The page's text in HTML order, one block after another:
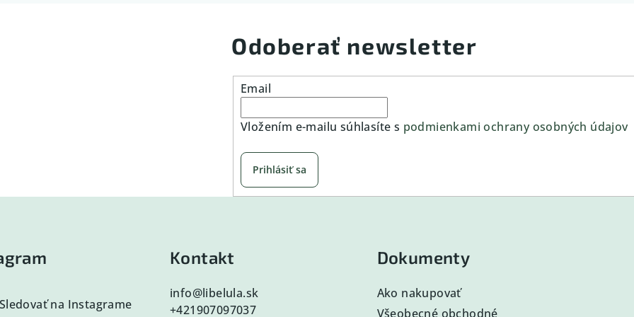
Odoberať newsletter
Email
Vložením e-mailu súhlasíte s podmienkami ochrany osobných údajov
Prihlásiť sa
Sledovať na Instagrame
Kontakt
info@libelula.sk
+421907097037
Dokumenty
Ako nakupovať
Všeobecné obchodné